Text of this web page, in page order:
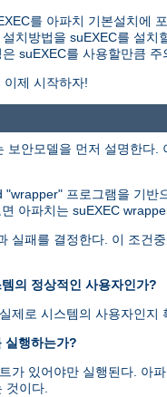
를 아파치 기본설치에
치방법을 suEXEC를 설
suEXEC를 사용할만큼
제 시작하자!
보안모델을 먼저 설명한
프로그램을 기
아파치는 suEXEC
실패를 결정한다. 이 조건
의 정상적인 사용자인가?
제로 시스템의 사용자인지
실행하는가?
가 있어야만 실행된다. 아
것이다.